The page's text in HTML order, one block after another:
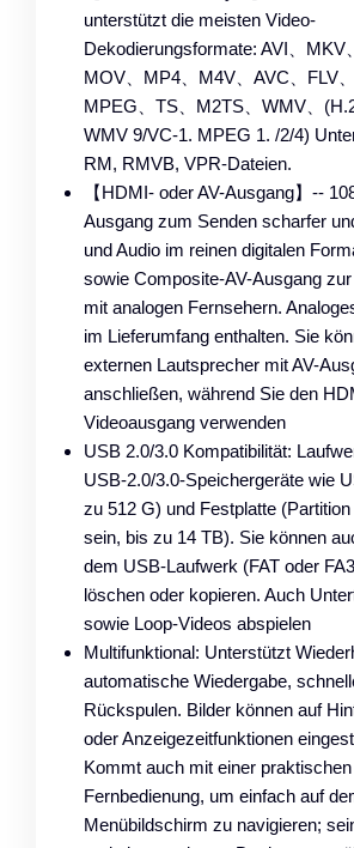
unterstützt die meisten Video-
Dekodierungsformate: AVI、MKV
MOV、MP4、M4V、AVC、FLV
MPEG、TS、M2TS、WMV、
WMV 9/VC-1. MPEG 1. /2/4)
RM, RMVB, VPR-Dateien.
【HDMI- oder AV-Ausgang】--
Ausgang zum Senden scharfer
und Audio im reinen digitalen
sowie Composite-AV-Ausgang
mit analogen Fernsehern.
im Lieferumfang enthalten. Sie
externen Lautsprecher mit AV-
anschließen, während Sie den
Videoausgang verwenden
USB 2.0/3.0 Kompatibilität:
USB-2.0/3.0-Speichergeräte wie
zu 512 G) und Festplatte
sein, bis zu 14 TB). Sie können
dem USB-Laufwerk (FAT oder
löschen oder kopieren. Auch
sowie Loop-Videos abspielen
Multifunktional: Unterstützt
automatische Wiedergabe,
Rückspulen. Bilder können auf
oder Anzeigezeitfunktionen
Kommt auch mit einer praktischen
Fernbedienung, um einfach auf
Menübildschirm zu navigieren;